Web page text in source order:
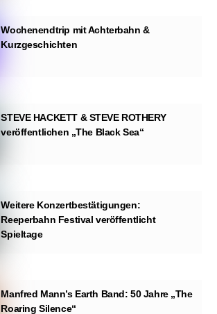
Wochenendtrip mit Achterbahn &
Kurzgeschichten
STEVE HACKETT & STEVE ROTHERY
veröffentlichen „The Black Sea“
Weitere Konzertbestätigungen:
Reeperbahn Festival veröffentlicht
Spieltage
Manfred Mann’s Earth Band: 50 Jahre „The
Roaring Silence“